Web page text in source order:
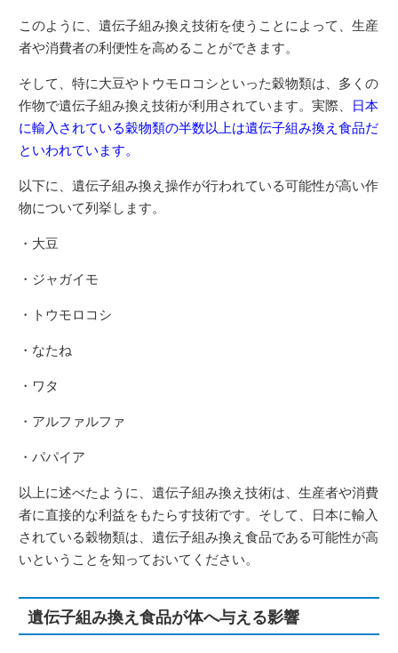
このように、遺伝子組み換え技術を使うことによって、生産
者や消費者の利便性を高めることができます。
そして、特に大豆やトウモロコシといった穀物類は、多くの
作物で遺伝子組み換え技術が利用されています。実際、
日本
に輸入されている穀物類の半数以上は遺伝子組み換え食品だ
といわれています。
以下に、遺伝子組み換え操作が行われている可能性が高い作
物について列挙します。
・大豆
・ジャガイモ
・トウモロコシ
・なたね
・ワタ
・アルファルファ
・パパイア
以上に述べたように、遺伝子組み換え技術は、生産者や消費
者に直接的な利益をもたらす技術です。そして、日本に輸入
されている穀物類は、遺伝子組み換え食品である可能性が高
いということを知っておいてください。
遺伝子組み換え食品が体へ与える影響